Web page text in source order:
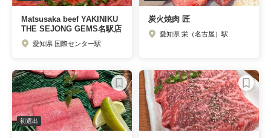
Matsusaka beef YAKINIKU
THE SEJONG GEMS名駅店
愛知県 国際センター駅
炭火焼肉 匠
愛知県 栄（名古屋）駅
初選出